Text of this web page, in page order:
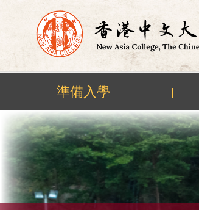
Skip
content
準備入學 |